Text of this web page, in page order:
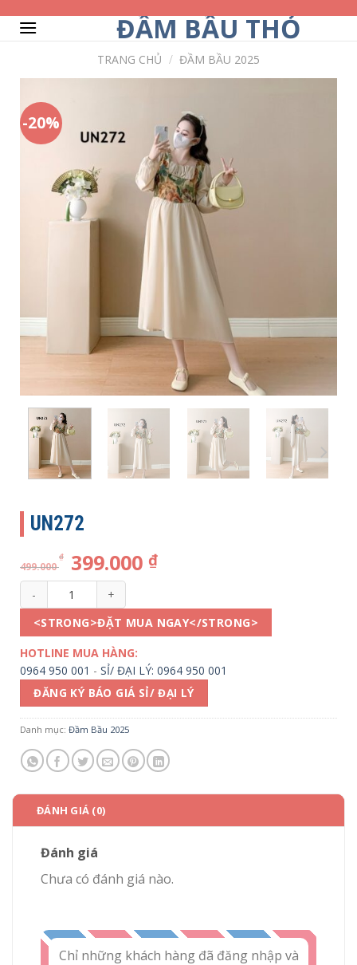
ĐẦM BẦU THỎ
TRANG CHỦ / ĐẦM BẦU 2025
-20%
UN272
499.000
₫ 399.000 ₫
UN272 số lượng
<STRONG>ĐẶT MUA NGAY</STRONG>
HOTLINE MUA HÀNG:
0964 950 001 - SỈ/ ĐẠI LÝ: 0964 950 001
ĐĂNG KÝ BÁO GIÁ SỈ/ ĐẠI LÝ
Danh mục: Đầm Bầu 2025
ĐÁNH GIÁ (0)
Đánh giá
Chưa có đánh giá nào.
Chỉ những khách hàng đã đăng nhập và